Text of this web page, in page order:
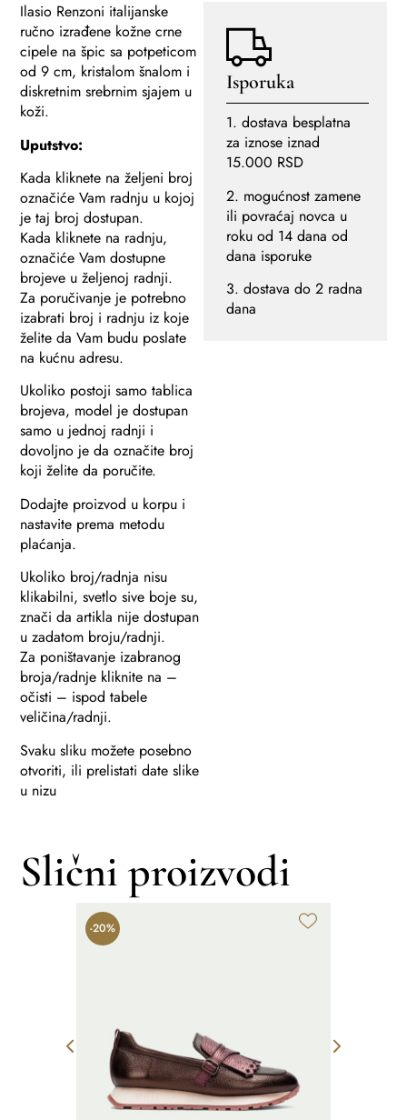
Ilasio Renzoni italijanske
ručno izrađene kožne crne
cipele na špic sa potpeticom
od 9 cm, kristalom šnalom i
diskretnim srebrnim sjajem u
koži.
Uputstvo:
Kada kliknete na željeni broj
označiće Vam radnju u kojoj
je taj broj dostupan.
Kada kliknete na radnju,
označiće Vam dostupne
brojeve u željenoj radnji.
Za poručivanje je potrebno
izabrati broj i radnju iz koje
želite da Vam budu poslate
na kućnu adresu.
Ukoliko postoji samo tablica
brojeva, model je dostupan
samo u jednoj radnji i
dovoljno je da označite broj
koji želite da poručite.
Dodajte proizvod u korpu i
nastavite prema metodu
plaćanja.
Ukoliko broj/radnja nisu
klikabilni, svetlo sive boje su,
znači da artikla nije dostupan
u zadatom broju/radnji.
Za poništavanje izabranog
broja/radnje kliknite na –
očisti – ispod tabele
veličina/radnji.
Svaku sliku možete posebno
otvoriti, ili prelistati date slike
u nizu
Isporuka
1. dostava besplatna
za iznose iznad
15.000 RSD
2. mogućnost zamene
ili povraćaj novca u
roku od 14 dana od
dana isporuke
3. dostava do 2 radna
dana
Slični proizvodi
-20%